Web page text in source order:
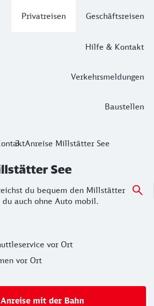
Privatreisen Geschäftsreisen
Hilfe & Kontakt
Verkehrsmeldungen
Baustellen
Anreise Millstätter See
See
du bequem den Millstätter
auch ohne Auto mobil.
vor Ort
vor Ort
Anreise mit der Bahn